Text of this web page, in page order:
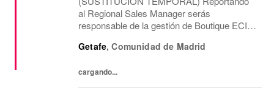
al Regional Sales Manager serás
responsable de la gestión de Boutique ECI
gestión del equipo, con una misión
PARA Como...
Getafe,Comunidad de Madrid
cargando...